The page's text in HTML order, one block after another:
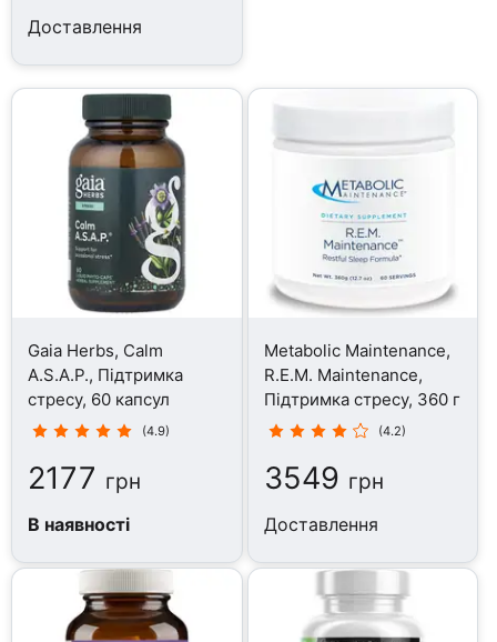
Доставлення
Gaia Herbs, Calm
A.S.A.P., Підтримка
стресу, 60 капсул
(4.9)
2177 грн
В наявності
Metabolic Maintenance,
R.E.M. Maintenance,
Підтримка стресу, 360 г
(4.2)
3549 грн
Доставлення